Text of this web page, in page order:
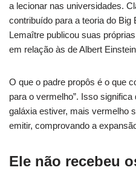
a lecionar nas universidades.
contribuído para a teoria do Big
Lemaître publicou suas
em relação às de Albert
O que o padre propôs é o que
para o vermelho”. Isso
galáxia estiver, mais vermelho
emitir, comprovando a
Ele não recebeu